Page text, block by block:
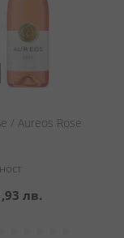
/ Aureos Rose
лв.